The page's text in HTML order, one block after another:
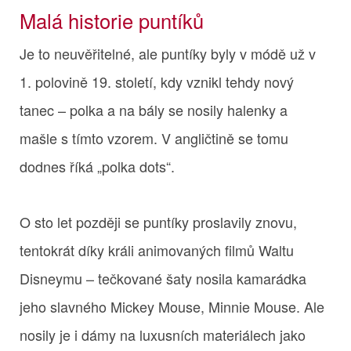
Malá historie puntíků
Je to neuvěřitelné, ale puntíky byly v módě už v
1. polovině 19. století, kdy vznikl tehdy nový
tanec – polka a na bály se nosily halenky a
mašle s tímto vzorem. V angličtině se tomu
dodnes říká „polka dots“.
O sto let později se puntíky proslavily znovu,
tentokrát díky králi animovaných filmů Waltu
Disneymu – tečkované šaty nosila kamarádka
jeho slavného Mickey Mouse, Minnie Mouse. Ale
nosily je i dámy na luxusních materiálech jako